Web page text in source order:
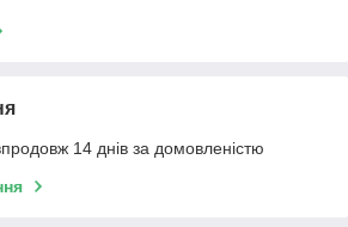
14 днів за домовленістю